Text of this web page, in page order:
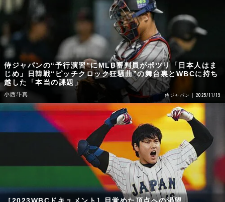
侍ジャパンの“予行演習”にMLB審判員がポツリ「日本人はま
じめ」日韓戦“ピッチクロック狂騒曲”の舞台裏とWBCに持ち
越した「本当の課題」
小西斗真 侍ジャパン 2025/11/19